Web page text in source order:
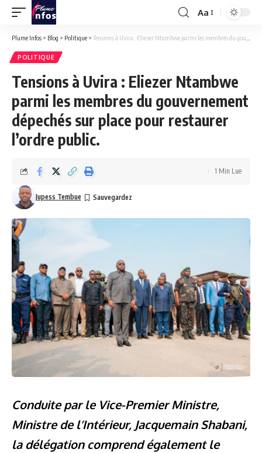
Font
Resizer
Aa
Plume Infos > Blog > Politique > Tensions à Uvira : Eliezer Ntambwe parmi les membres du gouvernement dépechés sur place pour restaurer l’ordre public.
POLITIQUE
Tensions à Uvira : Eliezer Ntambwe
parmi les membres du gouvernement
dépechés sur place pour restaurer
l’ordre public.
Jupess Tembue
1 Min Lue
Conduite par le Vice-Premier Ministre,
Ministre de l’Intérieur, Jacquemain Shabani,
la délégation comprend également le